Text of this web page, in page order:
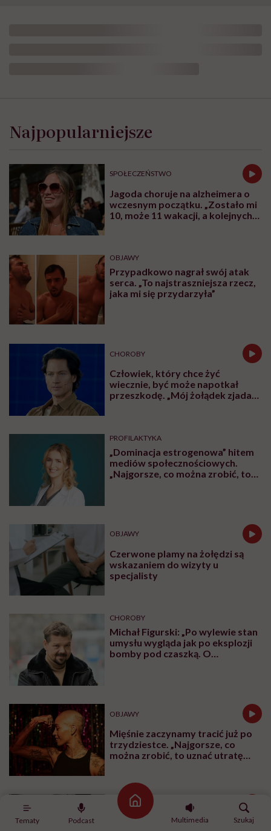
Tematy Podcast
Strona główna
Multimedia
Szukaj
Najpopularniejsze
SPOŁECZEŃSTWO
Jagoda choruje na alzheimera o
wczesnym początku. „Zostało mi
10, może 11 wakacji, a kolejnych
OBJAWY
Przypadkowo nagrał swój atak
serca. „To najstraszniejsza rzecz,
jaka mi się przydarzyła”
CHOROBY
Człowiek, który chce żyć
wiecznie, być może napotkał
przeszkodę. „Mój żołądek zjada
PROFILAKTYKA
„Dominacja estrogenowa” hitem
mediów społecznościowych.
„Najgorsze, co można zrobić, to
OBJAWY
Czerwone plamy na żołędzi są
wskazaniem do wizyty u
specjalisty
CHOROBY
Michał Figurski: „Po wylewie stan
umysłu wygląda jak po eksplozji
bomby pod czaszką. O
OBJAWY
Mięśnie zaczynamy tracić już po
trzydziestce. „Najgorsze, co
można zrobić, to uznać utratę
BADANIA
Stetoskop. Jak niezręczna